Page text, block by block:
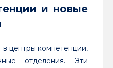
и новые
в центры компетенции,
отделения. Эти